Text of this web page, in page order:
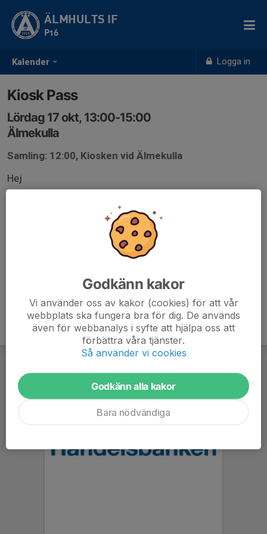
Kalender Logga in
ÄLMHULTS IF
P16
Kiosk Pass
Lördag 17 okt, 13:00-15:00
Älmekulla
Samling: 12:00, Kiosken vid Älmekulla
Hej
Vi behöver två personer som kan bemanna kiosken.
Anmälan är öppen för lagets målsmän.
Godkänn kakor
Vi använder oss av kakor (cookies) för att vår
webbplats ska fungera bra för dig. De används
även för webbanalys i syfte att hjälpa oss att
förbättra våra tjänster.
Så använder vi cookies
Godkänn alla kakor
Bara nödvändiga